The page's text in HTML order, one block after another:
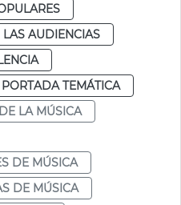
AUDIENCIAS
TEMÁTICA
LA MÚSICA
DE MÚSICA
DE MÚSICA